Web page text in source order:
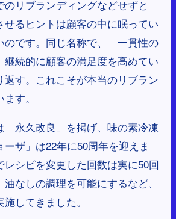
リブランディングなどせずと
せるヒントは顧客の中に眠ってい
のです。同じ名称で、 一貫性の
継続的に顧客の満足度を高めてい
返す。これこそが本当のリブラン
す。
「永久改良」を掲げ、味の素冷凍
ザ」は22年に50周年を迎えま
レシピを変更した回数は実に50回
なしの調理を可能にするなど、
してきました。